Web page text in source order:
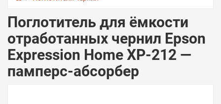
Поглотитель для ёмкости
отработанных чернил Epson
Expression Home XP-212 —
памперс-абсорбер